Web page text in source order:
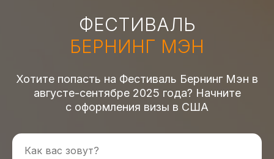
ФЕСТИВАЛЬ
БЕРНИНГ МЭН
Хотите попасть на Фестиваль Бернинг Мэн в
августе-сентябре 2025 года? Начните
с оформления визы в США